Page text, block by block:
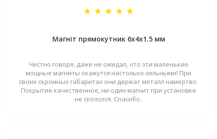
Магніт прямокутник 6х4х1.5 мм
Честно говоря, даже не ожидал, что эти маленькие
мощные магниты окажутся настолько сильными! При
своих скромных габаритах они держат металл намертво.
Покрытие качественное, ни один магнит при установке
не скололся. Спасибо..